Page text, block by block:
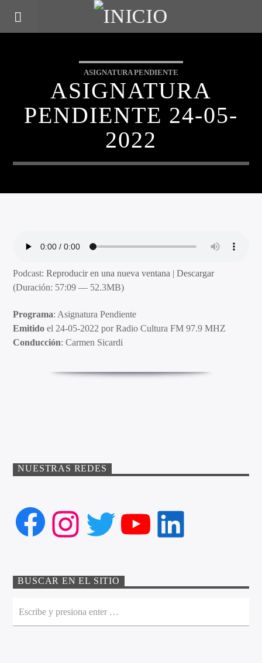
ASIGNATURA PENDIENTE
ASIGNATURA
PENDIENTE 24-05-
2022
Podcast:Reproducir en una nueva ventana |Descargar
(Duración: 57:09 — 52.3MB)
Programa: Asignatura Pendiente
Emitido el 24-05-2022 por Radio Cultura FM 97.9 MHZ
Conducción: Carmen Sicardi
NUESTRAS REDES
Facebook
Instagram
Twitter
YouTube
LinkedIn
BUSCAR EN EL SITIO